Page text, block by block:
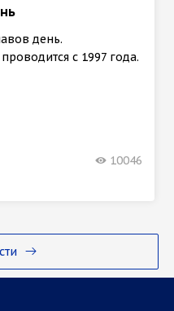
день.
с 1997 года.
10046